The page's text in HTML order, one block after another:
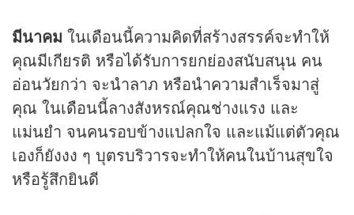
มีนาคม ในเดือนนี้ความคิดที่สร้างสรรค์จะทำให้
คุณมีเกียรติ หรือได้รับการยกย่องสนับสนุน คน
อ่อนวัยกว่า จะนำลาภ หรือนำความสำเร็จมาสู่
คุณ ในเดือนนี้ลางสังหรณ์คุณช่างแรง และ
แม่นยำ จนคนรอบข้างแปลกใจ และแม้แต่ตัวคุณ
เองก็ยังงง ๆ บุตรบริวารจะทำให้คนในบ้านสุขใจ
หรือรู้สึกยินดี